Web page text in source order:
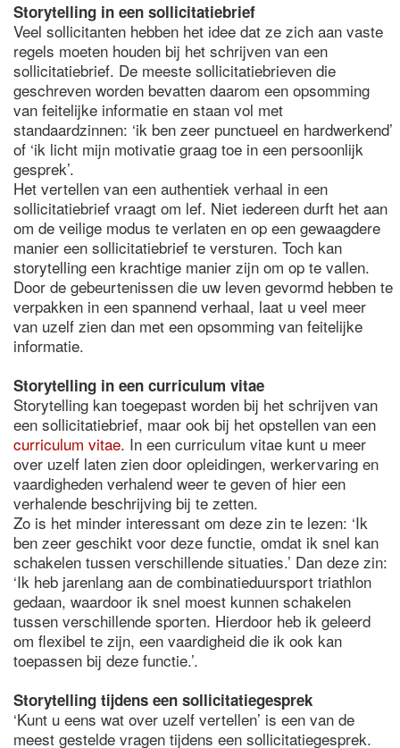
Storytelling in een sollicitatiebrief
Veel sollicitanten hebben het idee dat ze zich aan vaste
regels moeten houden bij het schrijven van een
sollicitatiebrief. De meeste sollicitatiebrieven die
geschreven worden bevatten daarom een opsomming
van feitelijke informatie en staan vol met
standaardzinnen: ‘ik ben zeer punctueel en hardwerkend’
of ‘ik licht mijn motivatie graag toe in een persoonlijk
gesprek’.
Het vertellen van een authentiek verhaal in een
sollicitatiebrief vraagt om lef. Niet iedereen durft het aan
om de veilige modus te verlaten en op een gewaagdere
manier een sollicitatiebrief te versturen. Toch kan
storytelling een krachtige manier zijn om op te vallen.
Door de gebeurtenissen die uw leven gevormd hebben te
verpakken in een spannend verhaal, laat u veel meer
van uzelf zien dan met een opsomming van feitelijke
informatie.
Storytelling in een curriculum vitae
Storytelling kan toegepast worden bij het schrijven van
een sollicitatiebrief, maar ook bij het opstellen van een
curriculum vitae. In een curriculum vitae kunt u meer
over uzelf laten zien door opleidingen, werkervaring en
vaardigheden verhalend weer te geven of hier een
verhalende beschrijving bij te zetten.
Zo is het minder interessant om deze zin te lezen: ‘Ik
ben zeer geschikt voor deze functie, omdat ik snel kan
schakelen tussen verschillende situaties.’ Dan deze zin:
‘Ik heb jarenlang aan de combinatieduursport triathlon
gedaan, waardoor ik snel moest kunnen schakelen
tussen verschillende sporten. Hierdoor heb ik geleerd
om flexibel te zijn, een vaardigheid die ik ook kan
toepassen bij deze functie.’.
Storytelling tijdens een sollicitatiegesprek
‘Kunt u eens wat over uzelf vertellen’ is een van de
meest gestelde vragen tijdens een sollicitatiegesprek.